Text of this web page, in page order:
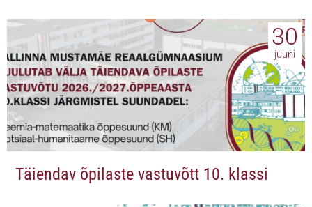
30
juuni
Täiendav õpilaste vastuvõtt 10. klassi